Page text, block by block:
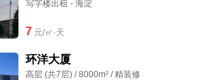
写字楼出租 - 海淀
7 元/㎡·天
环洋大厦
高层 (共7层) / 8000m² / 精装修